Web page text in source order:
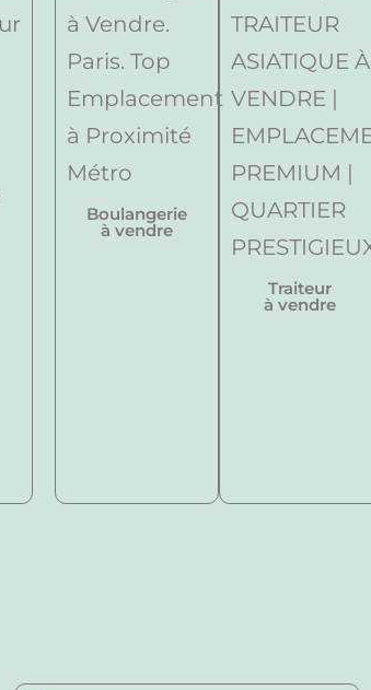
Boulangerie
à vendre
Traiteur
à vendre